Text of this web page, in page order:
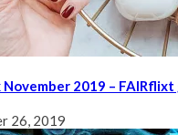
November 2019 –
26, 2019